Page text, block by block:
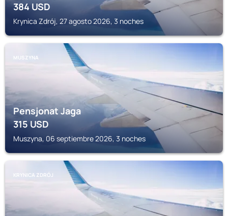
384USD
Krynica Zdrój, 27 agosto 2026, 3 noches
MUSZYNA
Pensjonat Jaga
315USD
Muszyna, 06 septiembre 2026, 3 noches
KRYNICA ZDRÓJ